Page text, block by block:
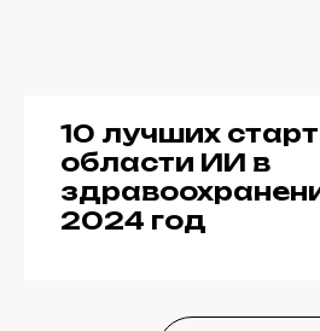
10 лучших
области ИИ в
2024 год